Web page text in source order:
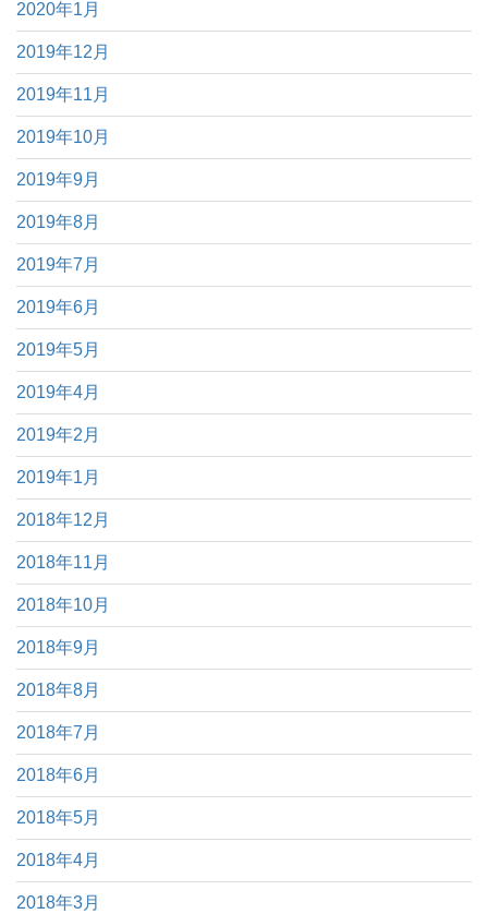
2020年1月
2019年12月
2019年11月
2019年10月
2019年9月
2019年8月
2019年7月
2019年6月
2019年5月
2019年4月
2019年2月
2019年1月
2018年12月
2018年11月
2018年10月
2018年9月
2018年8月
2018年7月
2018年6月
2018年5月
2018年4月
2018年3月